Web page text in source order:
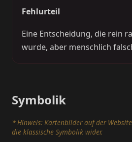
Fehlurteil
Eine Entscheidung, die rein
wurde, aber menschlich
Symbolik
* Hinweis: Kartenbilder auf der
die klassische Symbolik wider.